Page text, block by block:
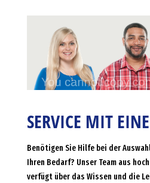
SERVICE MIT
Benötigen Sie Hilfe bei der
Ihren Bedarf? Unser Team aus
verfügt über das Wissen und die